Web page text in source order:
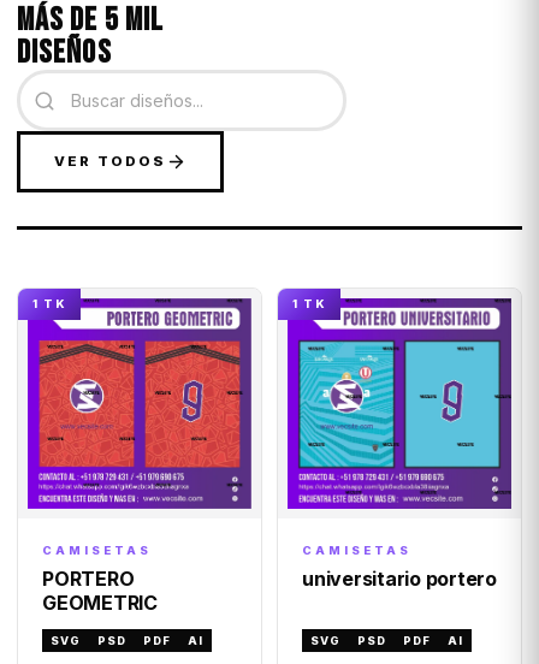
MÁS DE 5 MIL
DISEÑOS
VER TODOS
1 TK
CAMISETAS
PORTERO
GEOMETRIC
SVG PSD PDF AI
1 TK
CAMISETAS
universitario portero
SVG PSD PDF AI